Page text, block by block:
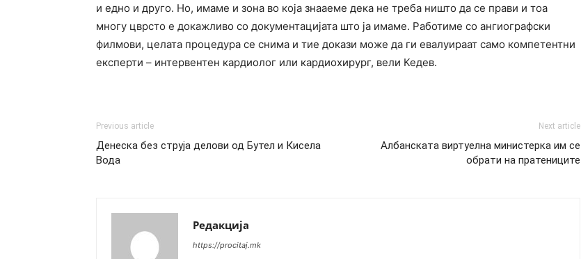
и едно и друго. Но, имаме и зона во која знааеме дека не треба ништо да се прави и тоа
многу цврсто е докажливо со документацијата што ја имаме. Работиме со ангиографски
филмови, целата процедура се снима и тие докази може да ги евалуираат само компетентни
експерти – интервентен кардиолог или кардиохирург, вели Кедев.
Previous article
Денеска без струја делови од Бутел и Кисела
Вода
Next article
Албанската виртуелна министерка им се
обрати на пратениците
Редакција
https://procitaj.mk